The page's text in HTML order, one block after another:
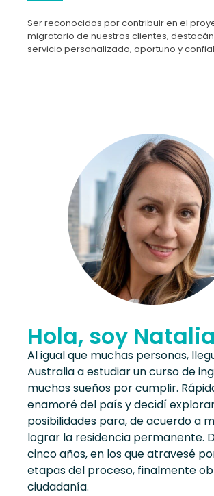
Ser reconocidos por contribuir en el
migratorio de nuestros clientes,
servicio personalizado, oportuno y
Hola, soy
Al igual que muchas personas,
Australia a estudiar un curso de
muchos sueños por cumplir.
enamoré del país y decidí
posibilidades para, de acuerdo a
lograr la residencia permanente.
cinco años, en los que atravesé
etapas del proceso, finalmente
ciudadanía.